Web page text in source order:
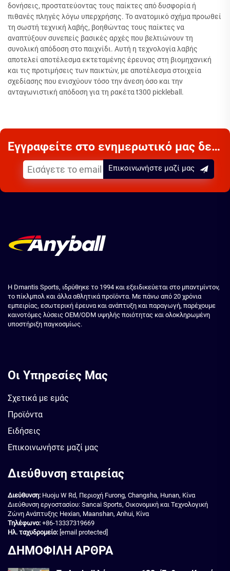
δονήσεις, προστατεύοντας τους παίκτες από δυσφορία ή
πιθανές πληγές λόγω υπερχρήσης. Το ανατομικό σχήμα προωθεί
τη σωστή τεχνική λαβής, βοηθώντας τους παίκτες να
αναπτύξουν συνεπείς βασικές αρχές που βελτιώνουν τη
συνολική απόδοση στο παιχνίδι. Αυτή η τεχνολογία λαβής
αποτελεί αποτέλεσμα εκτεταμένης έρευνας στη βιομηχανική
και τις προτιμήσεις των παικτών, με αποτέλεσμα στοιχεία
σχεδίασης που ενισχύουν τόσο την άνεση όσο και την
ανταγωνιστική απόδοση για τη ρακέτα t300 pickleball.
Εγγραφείτε στο ενημερωτικό μας δελτίο
Επικοινωνήστε μαζί μας
Η Dmantis Sports, ιδρύθηκε το 1994 και εξειδικεύεται στο μπαντμίντον,
το πίκλμπολ και άλλα αθλητικά προϊόντα. Με πάνω από 20 χρόνια
εμπειρίας, εσωτερική έρευνα και ανάπτυξη και παραγωγή, παρέχουμε
καινοτόμες λύσεις OEM/ODM υψηλής ποιότητας και ολοκληρωμένη
υποστήριξη παγκοσμίως.
Οι Υπηρεσίες Μας
Σχετικά με εμάς
Προϊόντα
Ειδήσεις
Επικοινωνήστε μαζί μας
Διεύθυνση εταιρείας
Διεύθυνση: Huoju W Rd, Περιοχή Furong, Changsha, Hunan, Κίνα
Διεύθυνση εργοστασίου: Sancai Sports, Οικονομική και Τεχνολογική
Ζώνη Ανάπτυξης Hexian, Maanshan, Anhui, Κίνα
Τηλέφωνο: +86-13337319669
Ηλ. ταχυδρομείο: [email protected]
ΔΗΜΟΦΙΛΗ ΑΡΘΡΑ